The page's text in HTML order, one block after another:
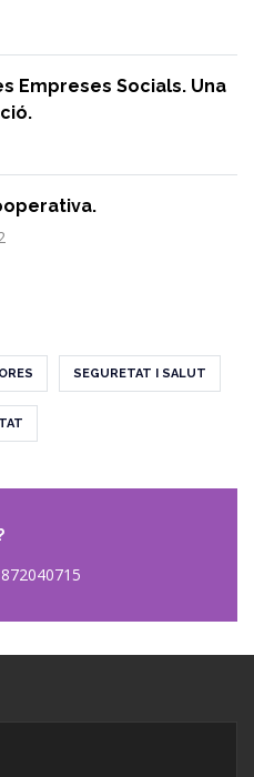
Empreses Socials. Una
SEGURETAT I SALUT